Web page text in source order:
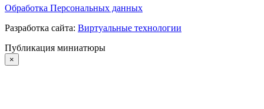
Обработка Персональных данных
Разработка сайта: Виртуальные технологии
Публикация миниатюры
×